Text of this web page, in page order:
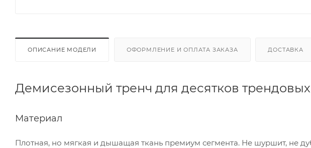
ОПИСАНИЕ МОДЕЛИ ОФОРМЛЕНИЕ И ОПЛАТА ЗАКАЗА ДОСТАВКА
Демисезонный тренч для десятков
Материал
Плотная, но мягкая и дышащая ткань премиум сегмента. Не шуршит, не